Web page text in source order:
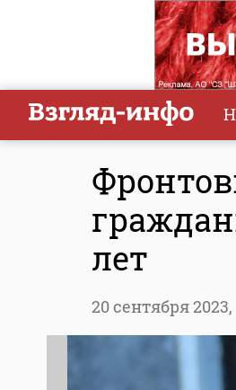
лет
20 сентября 2023,